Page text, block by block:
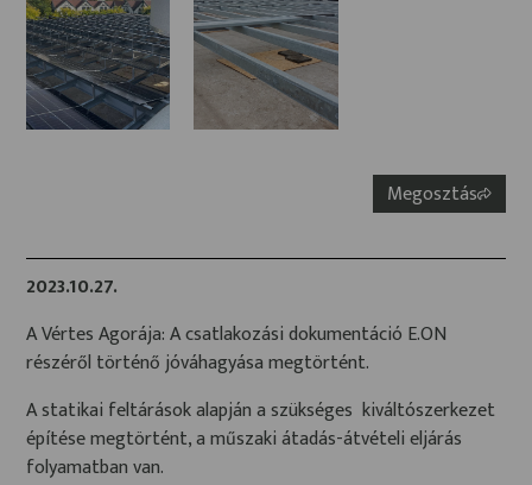
Megosztás
2023.10.27.
A Vértes Agorája: A csatlakozási dokumentáció E.ON
részéről történő jóváhagyása megtörtént.
A statikai feltárások alapján a szükséges kiváltószerkezet
építése megtörtént, a műszaki átadás-átvételi eljárás
folyamatban van.